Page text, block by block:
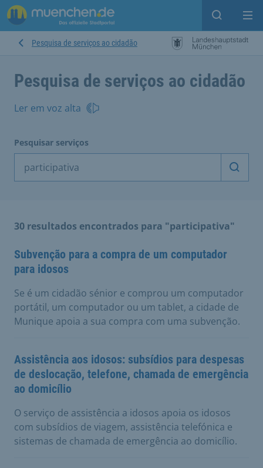
Open
Pesquisa de serviços ao cidadão
Pesquisa de serviços ao cidadão
Ler em voz alta
Pesquisar serviços
30 resultados encontrados para "participativa"
Subvenção para a compra de um computador
para idosos
Se é um cidadão sénior e comprou um computador
portátil, um computador ou um tablet, a cidade de
Munique apoia a sua compra com uma subvenção.
Assistência aos idosos: subsídios para despesas
de deslocação, telefone, chamada de emergência
ao domicílio
O serviço de assistência a idosos apoia os idosos
com subsídios de viagem, assistência telefónica e
sistemas de chamada de emergência ao domicílio.